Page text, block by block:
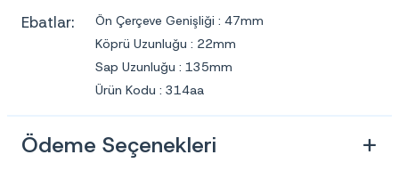
Ebatlar:
Ön Çerçeve Genişliği : 47mm
Köprü Uzunluğu : 22mm
Sap Uzunluğu : 135mm
Ürün Kodu : 314aa
Ödeme Seçenekleri